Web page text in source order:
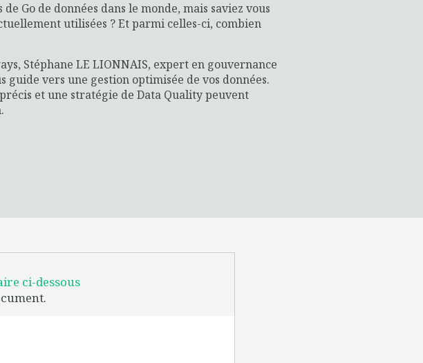
Go de données dans le monde, mais saviez vous
utilisées ? Et parmi celles-ci, combien
Stéphane LE LIONNAIS, expert en gouvernance
guide vers une gestion optimisée de vos données.
et une stratégie de Data Quality peuvent
ci-dessous